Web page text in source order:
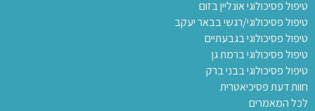
טיפול פסיכולוגי אונליין בזום
טיפול פסיכולוגי/רגשי בבאר יעקב
טיפול פסיכולוגי בגבעתיים
טיפול פסיכולוגי ברמת גן
טיפול פסיכולוגי בבני ברק
חוות דעת פסיכיאטרית
לכל המאמרים